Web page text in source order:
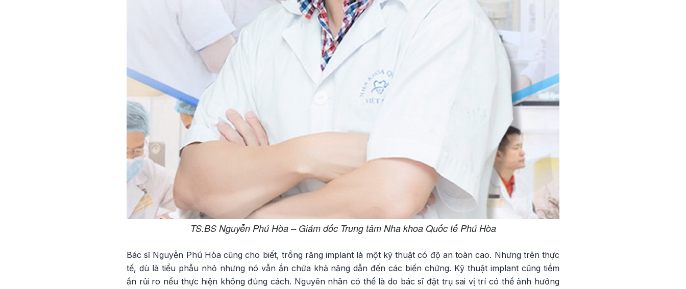
TS.BS Nguyễn Phú Hòa – Giám đốc Trung tâm Nha khoa Quốc tế Phú Hòa
Bác sĩ Nguyễn Phú Hòa cũng cho biết, trồng răng implant là một kỹ thuật có độ an toàn cao. Nhưng trên thực
tế, dù là tiểu phẫu nhỏ nhưng nó vẫn ẩn chứa khả năng dẫn đến các biến chứng. Kỹ thuật implant cũng tiềm
ẩn rủi ro nếu thực hiện không đúng cách. Nguyên nhân có thể là do bác sĩ đặt trụ sai vị trí có thể ảnh hưởng